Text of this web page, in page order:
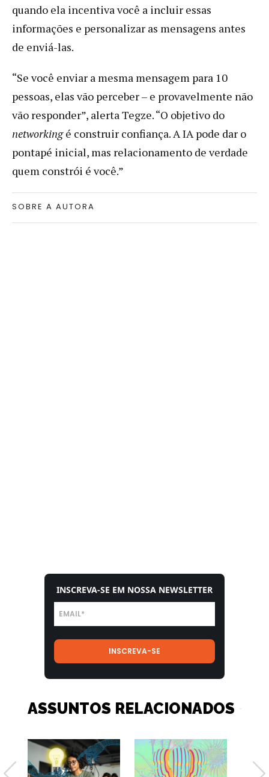
quando ela incentiva você a incluir essas
informações e personalizar as mensagens antes
de enviá-las.
“Se você enviar a mesma mensagem para 10
pessoas, elas vão perceber – e provavelmente não
vão responder”, alerta Tegze. “O objetivo do
networkingé construir confiança. A IA pode dar o
pontapé inicial, mas relacionamento de verdade
quem constrói é você.”
SOBRE A AUTORA
INSCREVA-SE EM NOSSA NEWSLETTER
ASSUNTOS RELACIONADOS